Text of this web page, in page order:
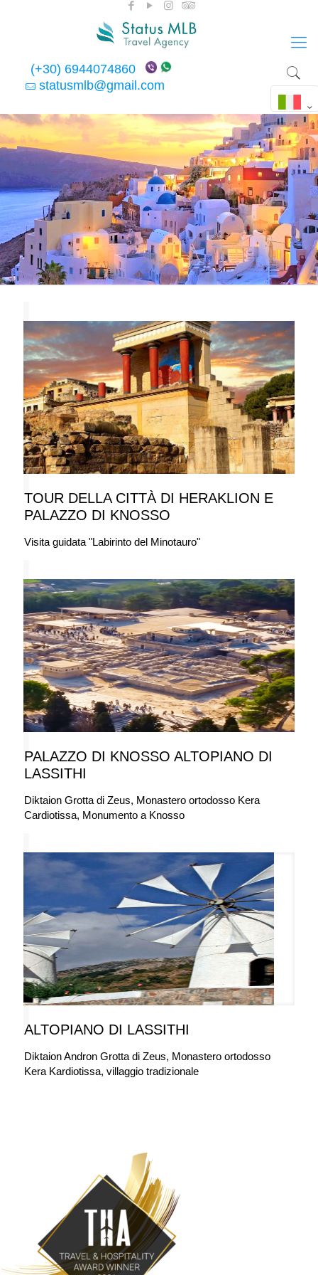
(+30) 6944074860
statusmlb@gmail.com
TOUR DELLA CITTÀ DI HERAKLION E
PALAZZO DI KNOSSO
Visita guidata "Labirinto del Minotauro"
PALAZZO DI KNOSSO ALTOPIANO DI
LASSITHI
Diktaion Grotta di Zeus, Monastero ortodosso Kera
Cardiotissa, Monumento a Knosso
ALTOPIANO DI LASSITHI
Diktaion Andron Grotta di Zeus, Monastero ortodosso
Kera Kardiotissa, villaggio tradizionale